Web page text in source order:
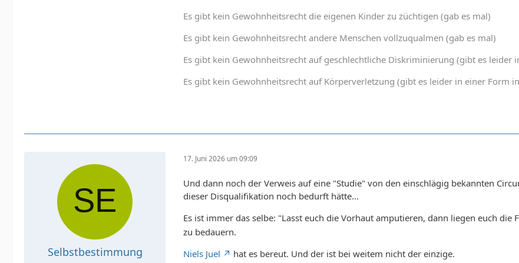
Es gibt kein Gewohnheitsrecht die eigenen Kinder zu züchtigen (gab es mal)
Es gibt kein Gewohnheitsrecht andere Menschen vollzuqualmen (gab es mal)
Es gibt kein Gewohnheitsrecht auf geschlechtliche Diskriminierung (gibt es leider
Es gibt kein Gewohnheitsrecht auf Körperverletzung (gibt es leider in einer Form
Selbstbestimmung
17. Juni 2026 um 09:09
Und dann noch der Verweis auf eine "Studie" von den einschlägig bekannten
dieser Disqualifikation noch bedurft hätte...
Es ist immer das selbe: "Lasst euch die Vorhaut amputieren, dann liegen euch die
zu bedauern.
Niels Juel
hat es bereut. Und der ist bei weitem nicht der einzige.